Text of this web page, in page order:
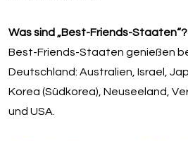
Was sind „Best-Friends-Staaten“?
Best-Friends-Staaten genießen
Deutschland: Australien, Israel,
Korea (Südkorea), Neuseeland,
und USA.